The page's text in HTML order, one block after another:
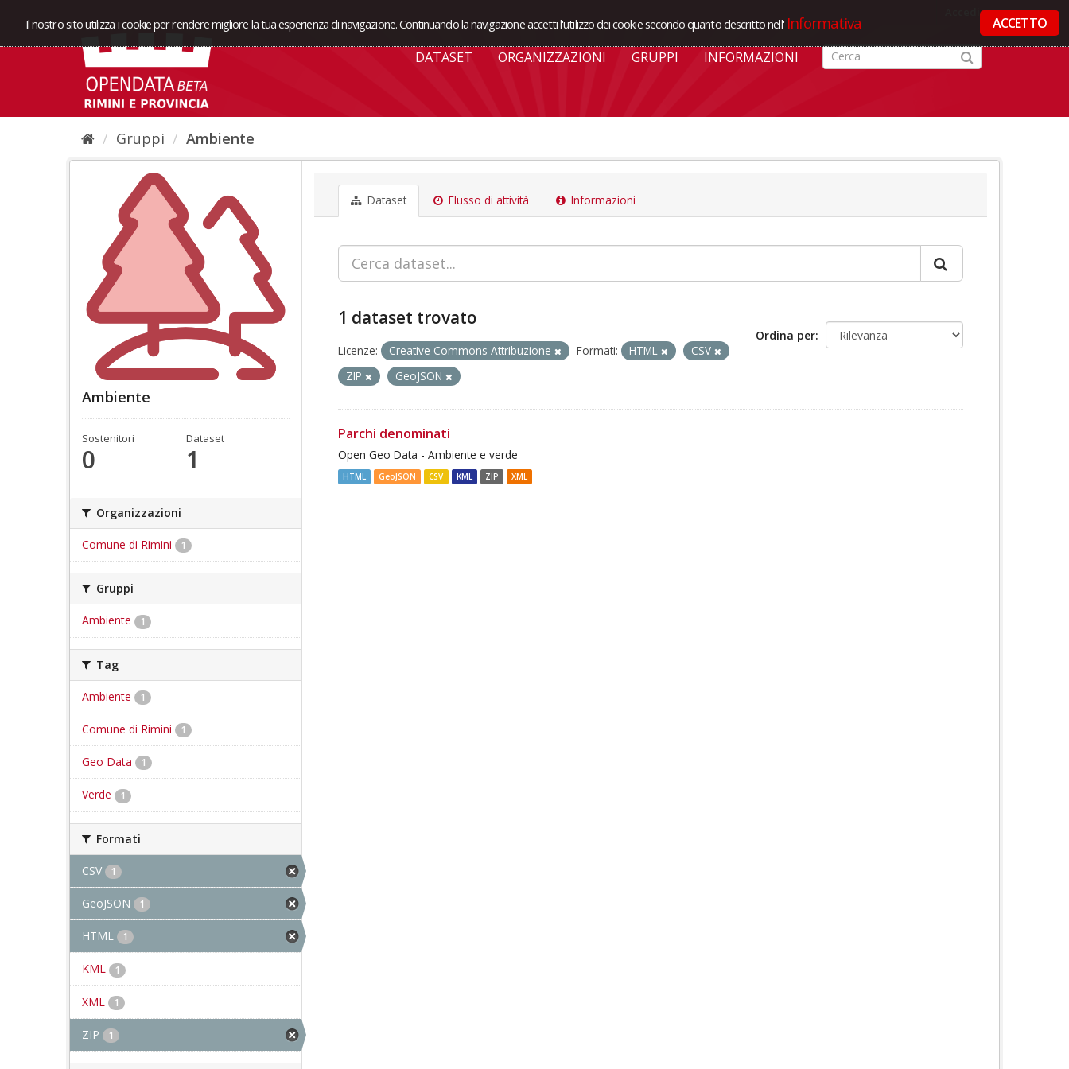
Il nostro sito utilizza i cookie per rendere migliore la tua esperienza di navigazione. Continuando la navigazione accetti l'utilizzo dei cookie secondo quanto descritto nell' Informativa ACCETTO
DATASET ORGANIZZAZIONI GRUPPI INFORMAZIONI
Gruppi Ambiente
Ambiente
Sostenitori
0
Dataset
1
Organizzazioni
Comune di Rimini 1
Gruppi
Ambiente 1
Tag
Ambiente 1
Comune di Rimini 1
Geo Data 1
Verde 1
Formati
CSV 1
GeoJSON 1
HTML 1
KML 1
XML 1
ZIP 1
Dataset Flusso di attività Informazioni
Ordina per
1 dataset trovato
Licenze: Creative Commons Attribuzione Formati: HTML
CSV
ZIP
GeoJSON
Parchi denominati
Open Geo Data - Ambiente e verde
HTML GeoJSON CSV KML ZIP XML